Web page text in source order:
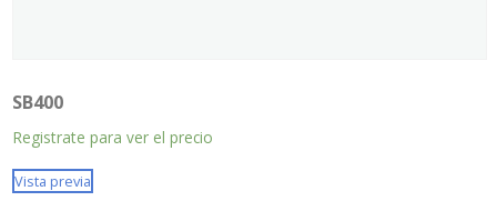
SB400
Registrate para ver el precio
Vista previa